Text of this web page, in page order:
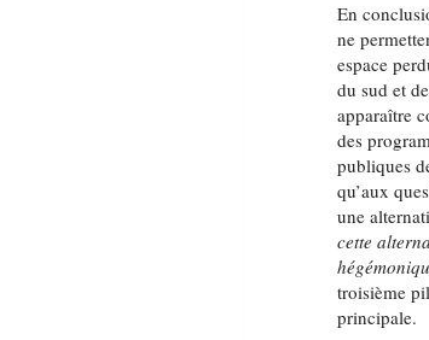
En
ne
espace
du sud et
apparaître
des
publiques
qu’aux
une
cette
troisième
principale.